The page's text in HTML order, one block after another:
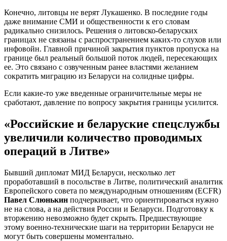
Конечно, литовцы не верят Лукашенко. В последние годы
даже внимание СМИ и общественности к его словам
радикально снизилось. Решения о литовско-беларуских
границах не связаны с распространением каких-то слухов или
инфовойн. Главной причиной закрытия пунктов пропуска на
границе был реальный большой поток людей, пересекающих
ее. Это связано с озвученным ранее властями желанием
сократить миграцию из Беларуси на солидные цифры.
Если какие-то уже введенные ограничительные меры не
сработают, давление по вопросу закрытия границы усилится.
«Российские и беларуские спецслужбы
увеличили количество проводимых
операций в Литве»
Бывший дипломат МИД Беларуси, несколько лет
проработавший в посольстве в Литве, политический аналитик
Европейского совета по международным отношениям (ECFR)
Павел Слюнькин подчеркивает, что ориентироваться нужно
не на слова, а на действия России и Беларуси. Подготовку к
вторжению невозможно будет скрыть. Предшествующие
этому военно-технические шаги на территории Беларуси не
могут быть совершены моментально.